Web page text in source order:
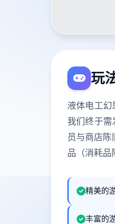
玩
液体电工
我们终于
员与商店
品（消耗品
精美的
丰富的